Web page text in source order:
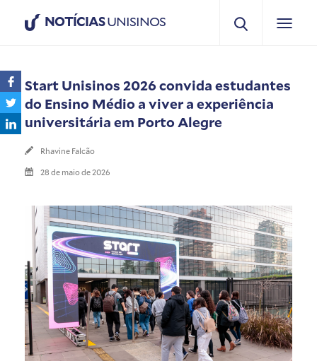
NOTÍCIASUNISINOS
Start Unisinos 2026 convida estudantes
do Ensino Médio a viver a experiência
universitária em Porto Alegre
Rhavine Falcão
28 de maio de 2026